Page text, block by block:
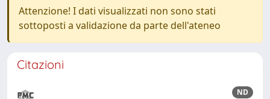
Attenzione! I dati visualizzati non sono stati
sottoposti a validazione da parte dell'ateneo
Citazioni
ND